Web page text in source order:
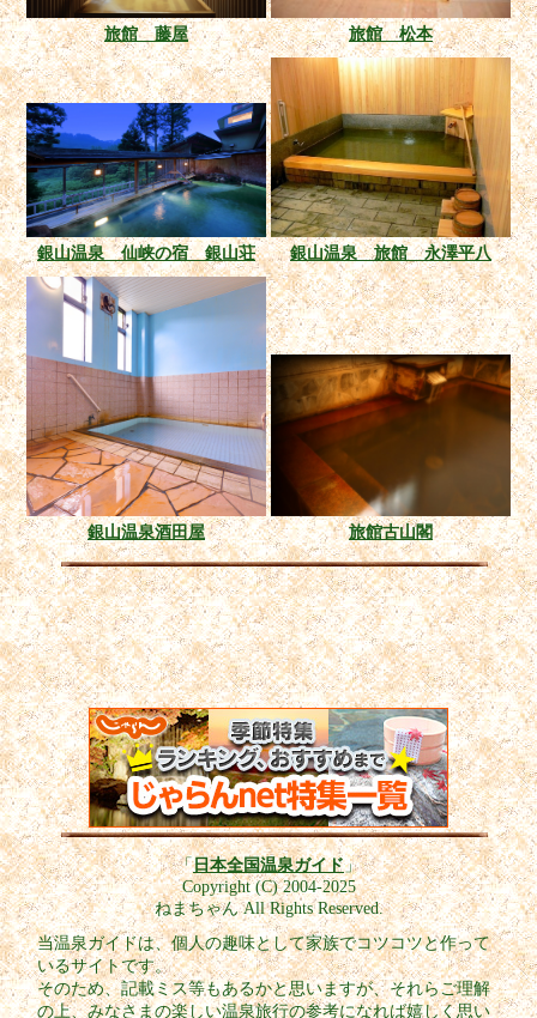
旅館 藤屋 旅館 松本
銀山温泉 仙峡の宿 銀山荘 銀山温泉 旅館 永澤平八
銀山温泉酒田屋 旅館古山閣
「日本全国温泉ガイド」
Copyright (C) 2004-2025
ねまちゃん All Rights Reserved.
当温泉ガイドは、個人の趣味として家族でコツコツと作って
いるサイトです。
そのため、記載ミス等もあるかと思いますが、それらご理解
の上、みなさまの楽しい温泉旅行の参考になれば嬉しく思い